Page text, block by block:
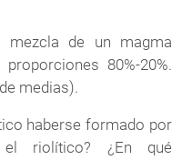
mezcla de un magma
80%-20%.
medias).
haberse formado por
riolítico? ¿En qué